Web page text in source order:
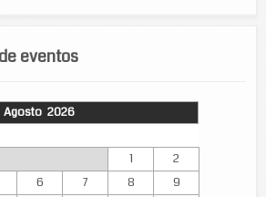
eventos
Agosto 2026
1
2
6 7 8
9